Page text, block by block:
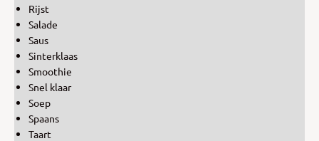
Rijst
Salade
Saus
Sinterklaas
Smoothie
Snel klaar
Soep
Spaans
Taart